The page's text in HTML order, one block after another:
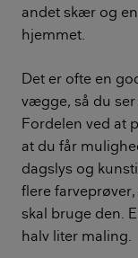
andet skær og
hjemmet.
Det er ofte en
vægge, så du
Fordelen ved at
at du får
dagslys og
flere
skal bruge den.
halv liter maling.